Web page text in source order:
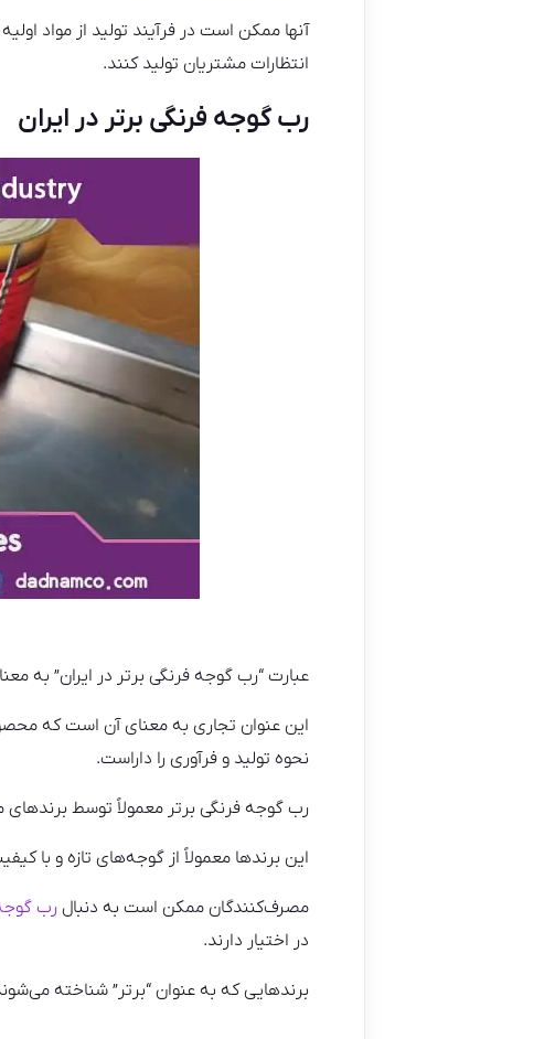
آنها ممکن است در فرآیند تولید از مواد
انتظارات مشتریان تولید کنند.
رب گوجه فرنگی برتر در ایران
عبارت “رب گوجه فرنگی برتر در ایران” به
این عنوان تجاری به معنای آن است که
نحوه تولید و فرآوری را داراست.
رب گوجه فرنگی برتر معمولاً توسط
این برندها معمولاً از گوجه‌های تازه و با
مصرف‌کنندگان ممکن است به دنبال رب
در اختیار دارند.
برندهایی که به عنوان “برتر” شناخته